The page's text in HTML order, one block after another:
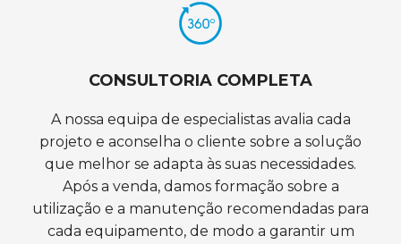
CONSULTORIA COMPLETA
A nossa equipa de especialistas avalia cada
projeto e aconselha o cliente sobre a solução
que melhor se adapta às suas necessidades.
Após a venda, damos formação sobre a
utilização e a manutenção recomendadas para
cada equipamento, de modo a garantir um